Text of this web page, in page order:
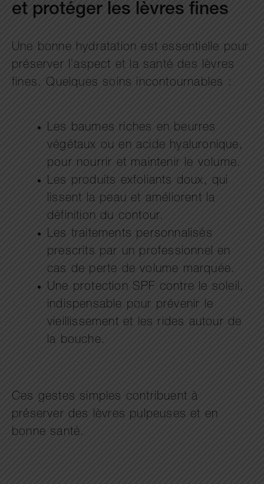
et protéger les lèvres fines
Une bonne hydratation est essentielle pour
préserver l’aspect et la santé des lèvres
fines. Quelques soins incontournables :
Les baumes riches en beurres
végétaux ou en acide hyaluronique,
pour nourrir et maintenir le volume.
Les produits exfoliants doux, qui
lissent la peau et améliorent la
définition du contour.
Les traitements personnalisés
prescrits par un professionnel en
cas de perte de volume marquée.
Une protection SPF contre le soleil,
indispensable pour prévenir le
vieillissement et les rides autour de
la bouche.
Ces gestes simples contribuent à
préserver des lèvres pulpeuses et en
bonne santé.